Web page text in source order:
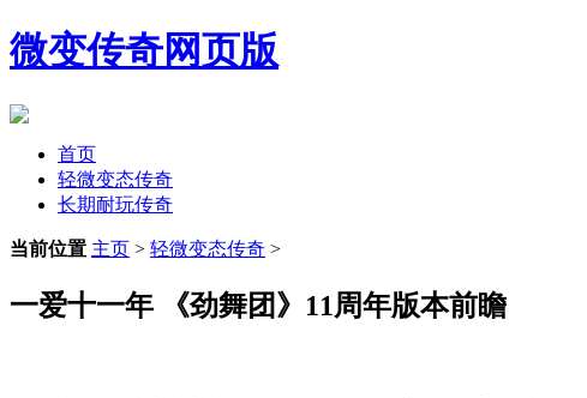
微变传奇网页版
首页
轻微变态传奇
长期耐玩传奇
当前位置 主页 > 轻微变态传奇 >
一爱十一年 《劲舞团》11周年版本前瞻